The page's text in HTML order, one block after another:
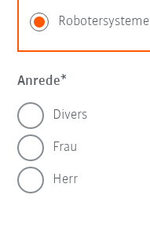
Robotersysteme
Anrede
Divers
Frau
Herr